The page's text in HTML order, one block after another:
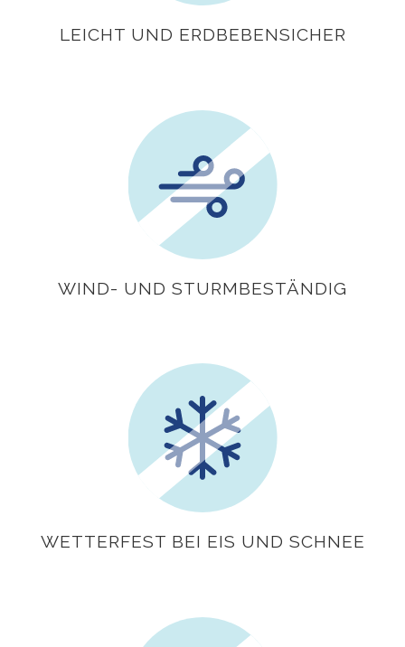
LEICHT UND ERDBEBENSICHER
WIND- UND STURMBESTÄNDIG
WETTERFEST BEI EIS UND SCHNEE